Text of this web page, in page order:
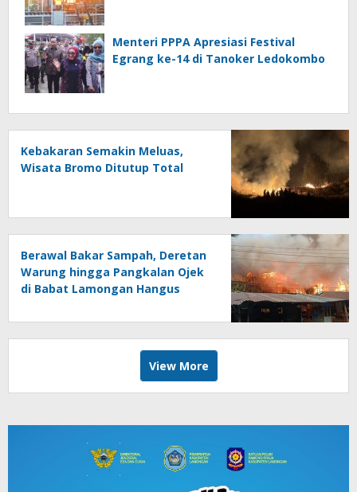
Menteri PPPA Apresiasi Festival
Egrang ke-14 di Tanoker Ledokombo
Kebakaran Semakin Meluas,
Wisata Bromo Ditutup Total
Berawal Bakar Sampah, Deretan
Warung hingga Pangkalan Ojek
di Babat Lamongan Hangus
View More